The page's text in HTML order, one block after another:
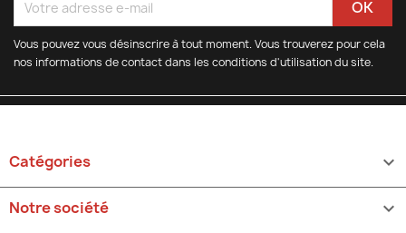
Vous pouvez vous désinscrire à tout moment. Vous trouverez pour cela
nos informations de contact dans les conditions d'utilisation du site.
Catégories 
Notre société 